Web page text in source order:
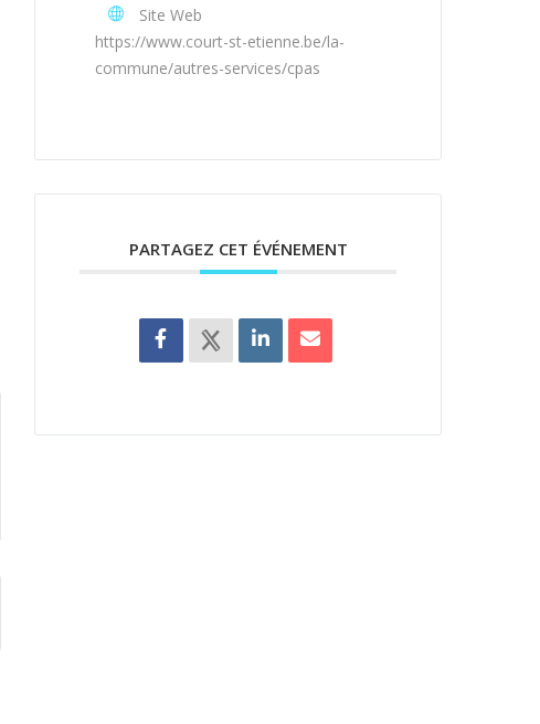
Site Web
https://www.court-st-etienne.be/la-
commune/autres-services/cpas
PARTAGEZ CET ÉVÉNEMENT